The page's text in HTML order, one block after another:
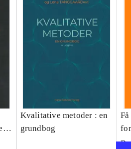
Kvalitative metoder : en
grundbog